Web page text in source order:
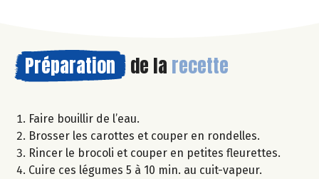
Préparation de la recette
Faire bouillir de l’eau.
Brosser les carottes et couper en rondelles.
Rincer le brocoli et couper en petites fleurettes.
Cuire ces légumes 5 à 10 min. au cuit-vapeur.